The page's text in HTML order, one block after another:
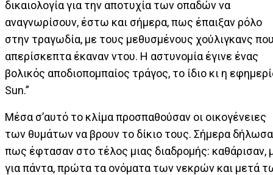
δικαιολογία για την αποτυχία των οπαδών να
αναγνωρίσουν, έστω και σήμερα, πως έπαιξαν ρόλο
στην τραγωδία, με τους μεθυσμένους χούλιγκανς
απερίσκεπτα έκαναν ντου. Η αστυνομία έγινε ένας
βολικός αποδιοπομπαίος τράγος, το ίδιο κι η
Sun.”
Μέσα σ’αυτό το κλίμα προσπαθούσαν οι οικογένειες
των θυμάτων να βρουν το δίκιο τους. Σήμερα
πως έφτασαν στο τέλος μιας διαδρομής: καθάρισαν,
για πάντα, πρώτα τα ονόματα των νεκρών και μετά